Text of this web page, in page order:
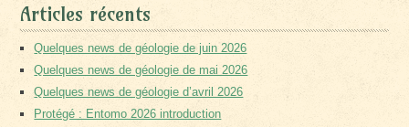
Articles récents
Quelques news de géologie de juin 2026
Quelques news de géologie de mai 2026
Quelques news de géologie d’avril 2026
Protégé : Entomo 2026 introduction